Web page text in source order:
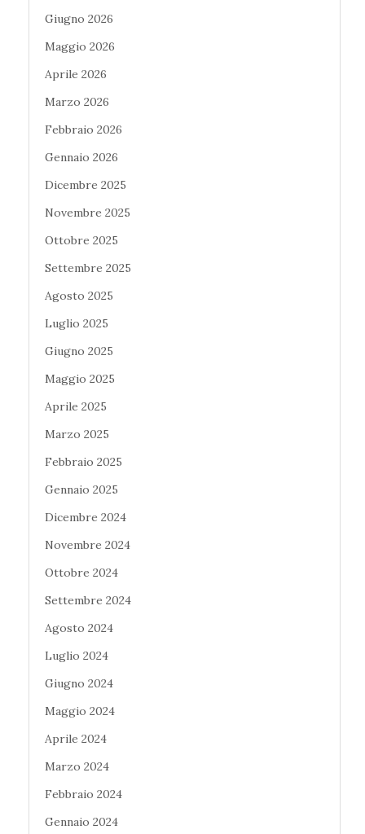
Giugno 2026
Maggio 2026
Aprile 2026
Marzo 2026
Febbraio 2026
Gennaio 2026
Dicembre 2025
Novembre 2025
Ottobre 2025
Settembre 2025
Agosto 2025
Luglio 2025
Giugno 2025
Maggio 2025
Aprile 2025
Marzo 2025
Febbraio 2025
Gennaio 2025
Dicembre 2024
Novembre 2024
Ottobre 2024
Settembre 2024
Agosto 2024
Luglio 2024
Giugno 2024
Maggio 2024
Aprile 2024
Marzo 2024
Febbraio 2024
Gennaio 2024